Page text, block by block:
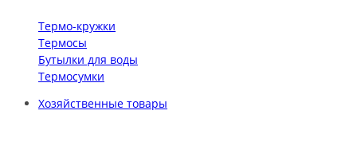
Термо-кружки
Термосы
Бутылки для воды
Термосумки
Хозяйственные товары